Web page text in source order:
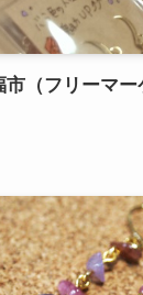
（フリーマー